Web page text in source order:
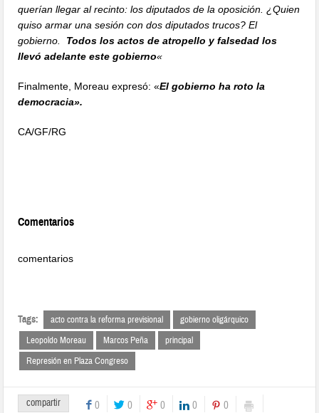
querían llegar al recinto: los diputados de la oposición. ¿Quien
quiso armar una sesión con dos diputados trucos? El
gobierno. Todos los actos de atropello y falsedad los
llevó adelante este gobierno«
Finalmente, Moreau expresó: «El gobierno ha roto la
democracia».
CA/GF/RG
Comentarios
comentarios
Tags: acto contra la reforma previsional
gobierno oligárquico
Leopoldo Moreau
Marcos Peña
principal
Represión en Plaza Congreso
compartir 0 0 0 0 0